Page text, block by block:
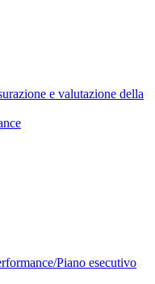
e valutazione della
Piano esecutivo